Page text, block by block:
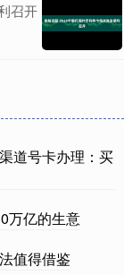
召开
道号卡办理：买
万亿的生意
值得借鉴